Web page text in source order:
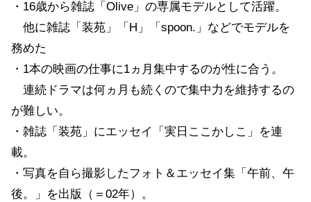
・16歳から雑誌「Olive」の専属モデルとして活躍。
他に雑誌「装苑」「H」「spoon.」などでモデルを
務めた
・1本の映画の仕事に1ヵ月集中するのが性に合う。
連続ドラマは何ヵ月も続くので集中力を維持するの
が難しい。
・雑誌「装苑」にエッセイ「実日ここかしこ」を連
載。
・写真を自ら撮影したフォト＆エッセイ集「午前、午
後。」を出版（＝02年）。